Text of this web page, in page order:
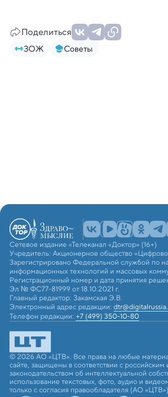
Поделиться
ЗОЖ Советы
Сетевое издание «Телеканал «Доктор» (16+)
Учредитель: Акционерное общество
Зарегистрировано Федеральной службой по
информационных технологий и массовых
Регистрационный номер и дата принятия
Эл № ФС77-81999 от 18.10.2021 г.
Главный редактор: Закамская Э.В.
Электронный адрес редакции:
Телефон редакции: +7 (499) 350-10-80
© 2026 АО «ЦТВ». Все права на любые
сайте, защищены в соответствии с
законодательством об интеллектуальной
использование текстовых, фото, аудио и
только с согласия правообладателя (АО